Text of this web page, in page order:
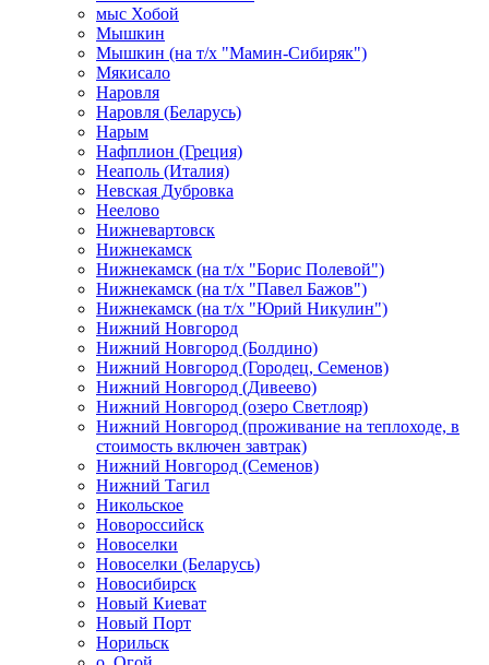
мыс Хобой
Мышкин
Мышкин (на т/х "Мамин-Сибиряк")
Мякисало
Наровля
Наровля (Беларусь)
Нарым
Нафплион (Греция)
Неаполь (Италия)
Невская Дубровка
Неелово
Нижневартовск
Нижнекамск
Нижнекамск (на т/х "Борис Полевой")
Нижнекамск (на т/х "Павел Бажов")
Нижнекамск (на т/х "Юрий Никулин")
Нижний Новгород
Нижний Новгород (Болдино)
Нижний Новгород (Городец, Семенов)
Нижний Новгород (Дивеево)
Нижний Новгород (озеро Светлояр)
Нижний Новгород (проживание на теплоходе, в
стоимость включен завтрак)
Нижний Новгород (Семенов)
Нижний Тагил
Никольское
Новороссийск
Новоселки
Новоселки (Беларусь)
Новосибирск
Новый Киеват
Новый Порт
Норильск